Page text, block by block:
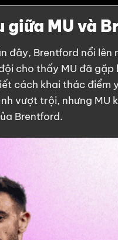
giữa MU và
đây, Brentford nổi
cho thấy MU đã
cách khai thác điểm
vượt trội, nhưng
Brentford.